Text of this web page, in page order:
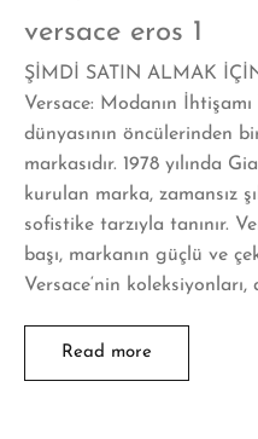
versace eros 1
ŞİMDİ SATIN ALMAK
Versace: Modanın
dünyasının öncülerinden
markasıdır. 1978 yılında
kurulan marka, zamansız
sofistike tarzıyla tanınır.
başı, markanın güçlü ve
Versace‘nin
Read more